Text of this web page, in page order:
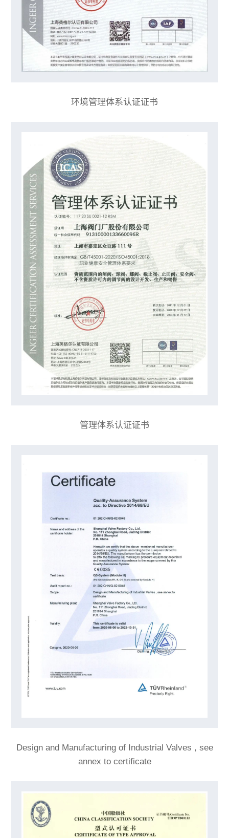
环境管理体系认证证书
管理体系认证证书
Design and Manufacturing of Industrial Valves , see
annex to certificate